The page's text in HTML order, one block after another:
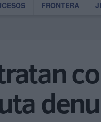
FRONTERA